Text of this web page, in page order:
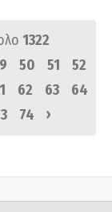
1322
50 51
52
62 63
64
74 ›